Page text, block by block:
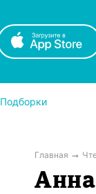
Подборки
Главная
Анна